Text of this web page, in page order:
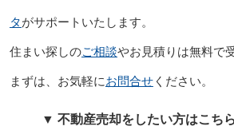
タがサポートいたします。
住まい探しのご相談やお見積りは無料で
まずは、お気軽にお問合せください。
▼ 不動産売却をしたい方はこち